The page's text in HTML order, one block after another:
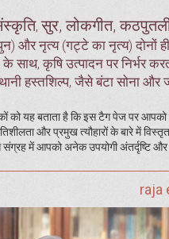
,सुर, लोकगीत,
और नृत्य (गट्टे का नृत्य) दोनों
साथ, कृषि उत्पादन पर निर्भर
हस्तशिल्प, जैसे बंटा सोना और
यह बताता है कि इस टैग पेज पर आपको
और प्रमुख त्यौहारों के बारे में
में आपको अनेक उपयोगी अंतर्दृष्टि
raja